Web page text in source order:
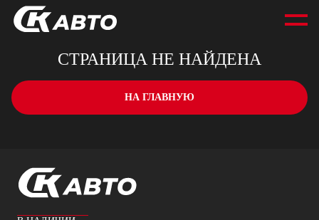
СТРАНИЦА НЕ НАЙДЕНА
НА ГЛАВНУЮ